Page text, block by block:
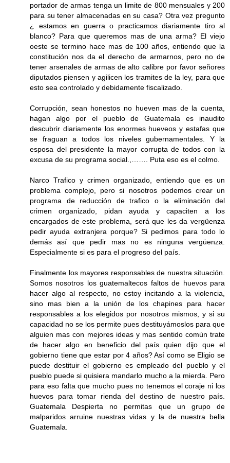
portador de armas tenga un limite de 800 mensuales y 200
para su tener almacenadas en su casa? Otra vez pregunto
¿ estamos en guerra o practicamos diariamente tiro al
blanco? Para que queremos mas de una arma? El viejo
oeste se termino hace mas de 100 años, entiendo que la
constitución nos da el derecho de armarnos, pero no de
tener arsenales de armas de alto calibre por favor señores
diputados piensen y agilicen los tramites de la ley, para que
esto sea controlado y debidamente fiscalizado.
Corrupción, sean honestos no hueven mas de la cuenta,
hagan algo por el pueblo de Guatemala es inaudito
descubrir diariamente los enormes hueveos y estafas que
se fraguan a todos los niveles gubernamentales. Y la
esposa del presidente la mayor corrupta de todos con la
excusa de su programa social.,……. Puta eso es el colmo.
Narco Trafico y crimen organizado, entiendo que es un
problema complejo, pero si nosotros podemos crear un
programa de reducción de trafico o la eliminación del
crimen organizado, pidan ayuda y capaciten a los
encargados de este problema, será que les da vergüenza
pedir ayuda extranjera porque? Si pedimos para todo lo
demás así que pedir mas no es ninguna vergüenza.
Especialmente si es para el progreso del país.
Finalmente los mayores responsables de nuestra situación.
Somos nosotros los guatemaltecos faltos de huevos para
hacer algo al respecto, no estoy incitando a la violencia,
sino mas bien a la unión de los chapines para hacer
responsables a los elegidos por nosotros mismos, y si su
capacidad no se los permite pues destituyámoslos para que
alguien mas con mejores ideas y mas sentido común trate
de hacer algo en beneficio del país quien dijo que el
gobierno tiene que estar por 4 años? Así como se Eligio se
puede destituir el gobierno es empleado del pueblo y el
pueblo puede si quisiera mandarlo mucho a la mierda. Pero
para eso falta que mucho pues no tenemos el coraje ni los
huevos para tomar rienda del destino de nuestro país.
Guatemala Despierta no permitas que un grupo de
malparidos arruine nuestras vidas y la de nuestra bella
Guatemala.